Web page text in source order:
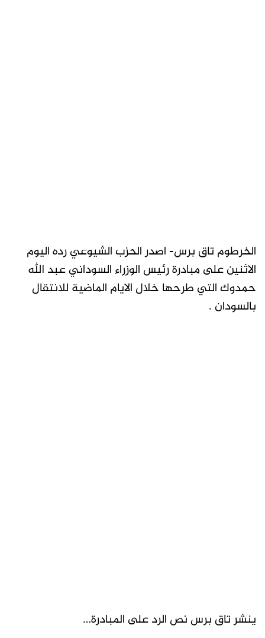
الخرطوم تاق برس- اصدر الحزب الشيوعي رده اليوم
الاثنين على مبادرة رئيس الوزراء السوداني عبد الله
حمدوك التي طرحها خلال الايام الماضية للانتقال
بالسودان .
ينشر تاق برس نص الرد على المبادرة…